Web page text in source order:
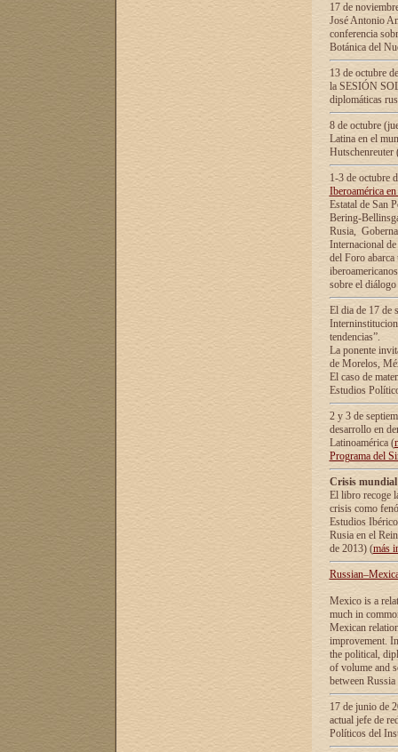
17 de
José Antonio
conferencia
Botánica del
13 de octubre
la SESIÓN
diplomáticas
8 de octubre
Latina en el
1-3 de octubre
Iberoamérica
Estatal de San
Bering-
Rusia,
Internacional
del Foro
sobre el
El dia de 17 de
tendencias”.
La ponente
de Morelos,
El caso de
Estudios
2 y 3 de
desarrollo en
Latinoamérica (
Programa del
Crisis
El libro recoge
crisis como
Estudios
Rusia en el
de 2013) (más
Mexico is a
much in
Mexican
improvement.
the political,
of volume and
between
17 de junio de
actual jefe de
Políticos del